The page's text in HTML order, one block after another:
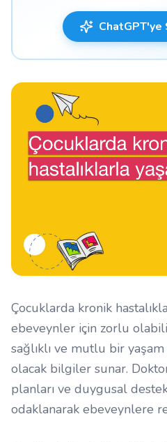
ChatGPT'ye
Çocuklarda kronik
ebeveynler için zorlu
sağlıklı ve mutlu bir yaşam
olacak bilgiler sunar.
planları ve duygusal
odaklanarak ebeveynlere